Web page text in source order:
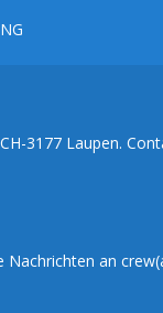
3177 Laupen.
Nachrichten an